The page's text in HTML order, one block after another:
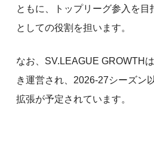
ともに、トップリーグ参入を目
としての役割を担います。
なお、SV.LEAGUE GROWTH
き運営され、2026-27シーズン
拡張が予定されています。